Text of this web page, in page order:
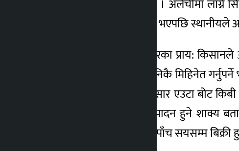
नष्ट नगरेको उनी बताउँछन् । अलैँचीमा लाग्ने
अलैँची नष्ट गर्न खर्चिलो हुने भएपछि
किसान शाक्यजस्तै अत्तरपुरका प्राय:
सुरुमा लगाउन खर्चिलो र निकै मिहिनेत
थाल्नुभएका शाक्यका अनुसार एउटा बोट
वार्षिक ७० किलोसम्म उत्पादन हुने शाक्य
प्रतिकिलो रु तीन सयदेखि पाँच सयसम्म